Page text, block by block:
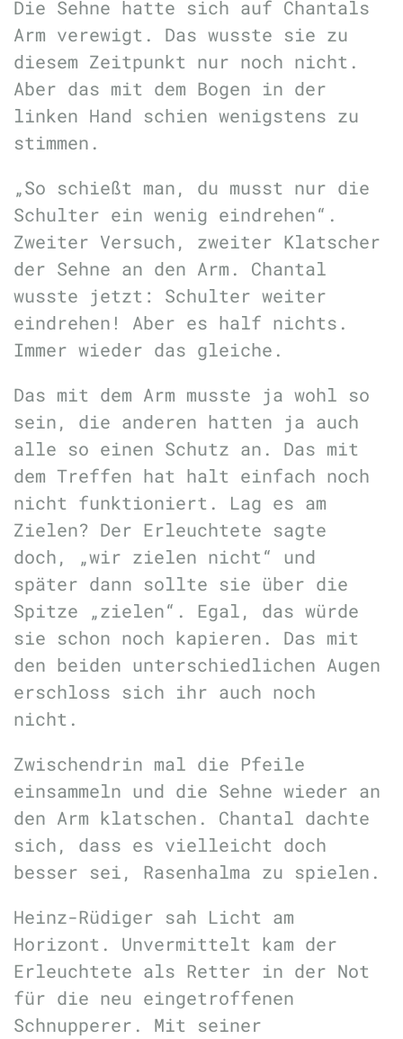
Die Sehne hatte sich auf Chantals
Arm verewigt. Das wusste sie zu
diesem Zeitpunkt nur noch nicht.
Aber das mit dem Bogen in der
linken Hand schien wenigstens zu
stimmen.
„So schießt man, du musst nur die
Schulter ein wenig eindrehen“.
Zweiter Versuch, zweiter Klatscher
der Sehne an den Arm. Chantal
wusste jetzt: Schulter weiter
eindrehen! Aber es half nichts.
Immer wieder das gleiche.
Das mit dem Arm musste ja wohl so
sein, die anderen hatten ja auch
alle so einen Schutz an. Das mit
dem Treffen hat halt einfach noch
nicht funktioniert. Lag es am
Zielen? Der Erleuchtete sagte
doch, „wir zielen nicht“ und
später dann sollte sie über die
Spitze „zielen“. Egal, das würde
sie schon noch kapieren. Das mit
den beiden unterschiedlichen Augen
erschloss sich ihr auch noch
nicht.
Zwischendrin mal die Pfeile
einsammeln und die Sehne wieder an
den Arm klatschen. Chantal dachte
sich, dass es vielleicht doch
besser sei, Rasenhalma zu spielen.
Heinz-Rüdiger sah Licht am
Horizont. Unvermittelt kam der
Erleuchtete als Retter in der Not
für die neu eingetroffenen
Schnupperer. Mit seiner